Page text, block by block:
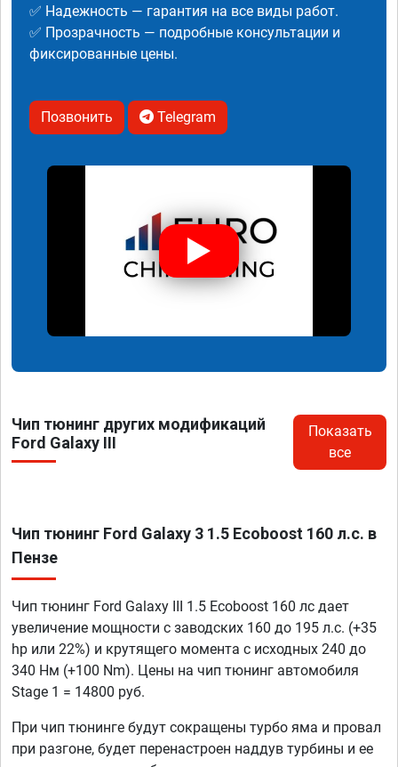
✅ Надежность — гарантия на все виды работ.
✅ Прозрачность — подробные консультации и
фиксированные цены.
Позвонить Telegram
Чип тюнинг других модификаций
Ford Galaxy III
Показать
все
Чип тюнинг Ford Galaxy 3 1.5 Ecoboost 160 л.с. в
Пензе
Чип тюнинг Ford Galaxy III 1.5 Ecoboost 160 лс дает
увеличение мощности с заводских 160 до 195 л.с. (+35
hp или 22%) и крутящего момента с исходных 240 до
340 Нм (+100 Nm). Цены на чип тюнинг автомобиля
Stage 1 = 14800 руб.
При чип тюнинге будут сокращены турбо яма и провал
при разгоне, будет перенастроен наддув турбины и ее